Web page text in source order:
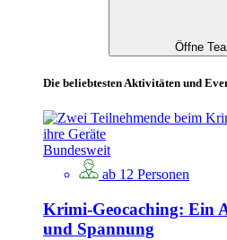
Öffne
Die beliebtesten Aktivitäten und
Bundesweit
ab 12 Personen
Krimi-Geocaching: Ein
und Spannung